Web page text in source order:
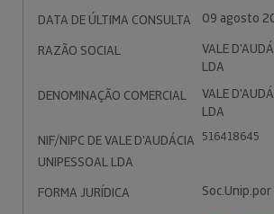
DATA DE ÚLTIMA CONSULTA
09 agosto
RAZÃO SOCIAL
VALE
LDA
DENOMINAÇÃO COMERCIAL
VALE
LDA
NIF/NIPC DE VALE D'AUDÁCIA
UNIPESSOAL LDA
516418645
FORMA JURÍDICA